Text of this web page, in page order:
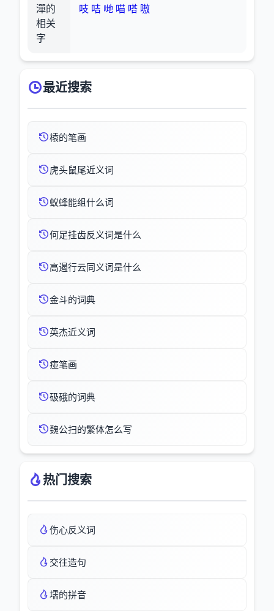
潬的
相关
字
吱 咭 哋 喵 嗒 嗷
最近搜索
榬的笔画
虎头鼠尾近义词
蚁蜂能组什么词
何足挂齿反义词是什么
高遏行云同义词是什么
金斗的词典
英杰近义词
痖笔画
砐硪的词典
魏公扫的繁体怎么写
热门搜索
伤心反义词
交往造句
壖的拼音